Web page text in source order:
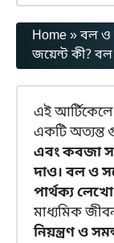
Home»বল ও
জয়েন্ট কী? বল
এই
একটি অত্যন্ত
এবং কবজা
দাও। বল ও
পার্থক্য
মাধ্যমিক
নিয়ন্ত্রণ ও